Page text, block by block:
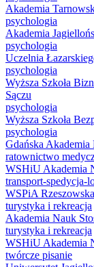
Akademia
psychologia
Akademia
psychologia
Uczelnia
psychologia
Wyższa Szkoła
Sączu
psychologia
Wyższa Szkoła
psychologia
Gdańska
ratownictwo
WSHiU Akademia
transport-spedycja-
WSPiA
turystyka i rekreacja
Akademia Nauk
turystyka i rekreacja
WSHiU Akademia
twórcze pisanie